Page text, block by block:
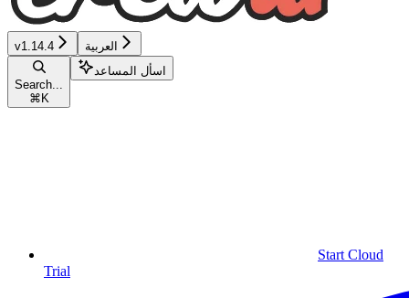
v1.14.4 العربية
Search...
⌘ K
اسأل المساعد
Start Cloud
Trial